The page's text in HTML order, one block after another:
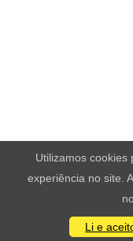
Utilizamos
experiência no site.
Li e